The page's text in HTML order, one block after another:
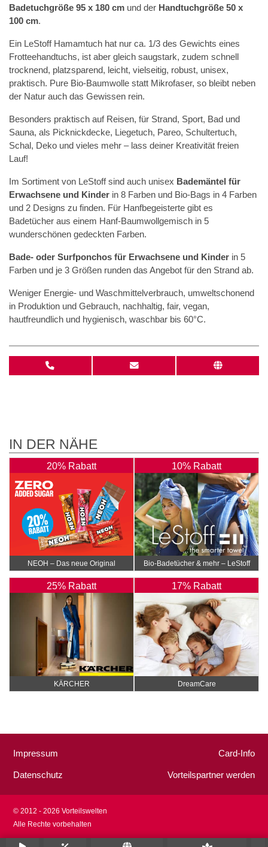
Badetuchgröße 95 x 180 cm und der Handtuchgröße 50 x
100 cm.
Ein LeStoff Hamamtuch hat nur ca. 1/3 des Gewichts eines
Frotteehandtuchs, ist aber gleich saugstark, zudem schnell
trocknend, platzsparend, leicht, vielseitig, robust, unisex,
praktisch. Pure Bio-Baumwolle statt Mikrofaser, so bleibt neben
der Natur auch das Gewissen rein.
Besonders praktisch auf Reisen, für Strand, Sport, Bad und
Sauna, als Picknickdecke, Liegetuch, Pareo, Schultertuch,
Schal, Deko und vieles mehr – lass deiner Kreativität freien
Lauf!
Im Sortiment von LeStoff sind auch unisex Bademäntel für
Erwachsene und Kinder in 8 Farben und Bio-Bags in 4 Farben
und 2 Designs zu finden. Für Hanfbegeisterte gibt es
Badetücher aus einem Hanf-Baumwollgemisch in 5
wunderschönen gedeckten Farben.
Bade- oder Surfponchos für Erwachsene und Kinder in 5
Farben und je 3 Größen runden das Angebot für den Strand ab.
Weniger Energie- und Waschmittelverbrauch, umweltschonend
in Produktion und Gebrauch, nachhaltig, fair, vegan,
hautfreundlich und hygienisch, waschbar bis 60°C.
IN DER NÄHE
20% Rabatt
NEOH – Das neue Original
10% Rabatt
Bio-Badetücher & mehr – LeStoff
25% Rabatt
KÄRCHER
17% Rabatt
DreamCare
Impressum
Datenschutz
Card-Info
Vorteilspartner werden
© 2012 - 2026 Vorteilswelten
Alle Rechte vorbehalten